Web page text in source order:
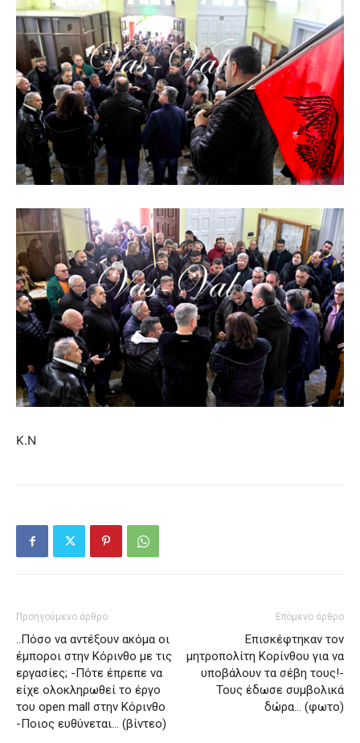
Κ.Ν
Προηγούμενο άρθρο
..Πόσο να αντέξουν ακόμα οι
έμποροι στην Κόρινθο με τις
εργασίες; -Πότε έπρεπε να
είχε ολοκληρωθεί το έργο
του open mall στην Κόρινθο
-Ποιος ευθύνεται… (βίντεο)
Επόμενο άρθρο
Επισκέφτηκαν τον
μητροπολίτη Κορίνθου για να
υποβάλουν τα σέβη τους!-
Τους έδωσε συμβολικά
δώρα… (φωτο)